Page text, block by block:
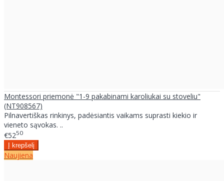
Montessori priemonė "1-9 pakabinami karoliukai su stoveliu"
(NT908567)
Pilnavertiškas rinkinys, padėsiantis vaikams suprasti kiekio ir
vieneto sąvokas. ..
€5250
Naujiena